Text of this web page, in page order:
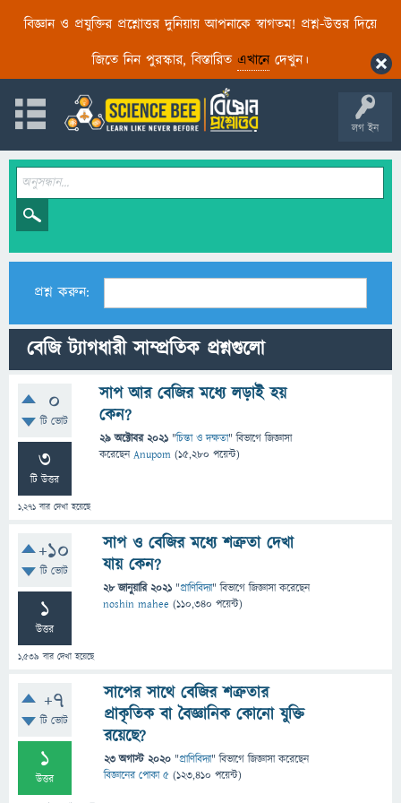
বিজ্ঞান ও প্রযুক্তির প্রশ্নোত্তর দুনিয়ায় আপনাকে স্বাগতম! প্রশ্ন-উত্তর দিয়ে
জিতে নিন পুরস্কার, বিস্তারিত এখানেদেখুন।
লগ ইন
প্রশ্ন করুন:
বেজি ট্যাগধারী সাম্প্রতিক প্রশ্নগুলো
0
টি ভোট
3
টি উত্তর
1,271 বার দেখা হয়েছে
সাপ আর বেজির মধ্যে লড়াই হয়
কেন?
29 অক্টোবর 2021 "চিন্তা ও দক্ষতা" বিভাগে জিজ্ঞাসা
করেছেনAnupom (15,280 পয়েন্ট)
+10
টি ভোট
1
উত্তর
1,539 বার দেখা হয়েছে
সাপ ও বেজির মধ্যে শত্রুতা দেখা
যায় কেন?
28 জানুয়ারি 2021 "প্রাণিবিদ্যা" বিভাগে জিজ্ঞাসাকরেছেন
noshin mahee (110,340 পয়েন্ট)
+7
টি ভোট
1
উত্তর
সাপের সাথে বেজির শত্রুতার
প্রাকৃতিক বা বৈজ্ঞানিক কোনো যুক্তি
রয়েছে?
23 অগাস্ট 2020 "প্রাণিবিদ্যা" বিভাগে জিজ্ঞাসাকরেছেন
বিজ্ঞানের পোকা ৫ (123,410 পয়েন্ট)